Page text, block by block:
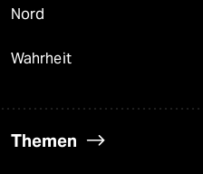
Nord
Wahrheit
Themen